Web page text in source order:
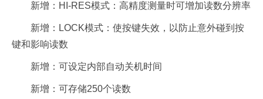
新增：HI-RES模式：高精度测量时可增加读数分辨率
新增：LOCK模式：使按键失效，以防止意外碰到按
键和影响读数
新增：可设定内部自动关机时间
新增：可存储250个读数